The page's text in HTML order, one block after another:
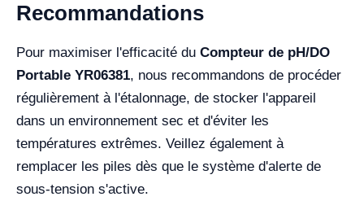
Recommandations
Pour maximiser l'efficacité du Compteur de pH/DO
Portable YR06381, nous recommandons de procéder
régulièrement à l'étalonnage, de stocker l'appareil
dans un environnement sec et d'éviter les
températures extrêmes. Veillez également à
remplacer les piles dès que le système d'alerte de
sous-tension s'active.